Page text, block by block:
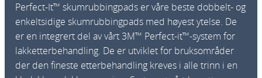
Perfect-It™ skumrubbingpads er våre beste dobbelt- og
enkeltsidige skumrubbingpads med høyest ytelse. De
er en integrert del av vårt 3M™ Perfect-it™-system for
lakketterbehandling. De er utviklet for bruksområder
der den fineste etterbehandling kreves i alle trinn i en